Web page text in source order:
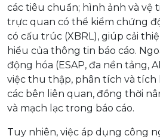
các tiêu chuẩn; hình ảnh và vệ
trực quan có thể kiểm chứng
có cấu trúc (XBRL), giúp cải
hiểu của thông tin báo cáo.
động hóa (ESAP, đa nền tảng,
việc thu thập, phân tích và tích
các bên liên quan, đồng thời
và mạch lạc trong báo cáo.
Tuy nhiên, việc áp dụng công